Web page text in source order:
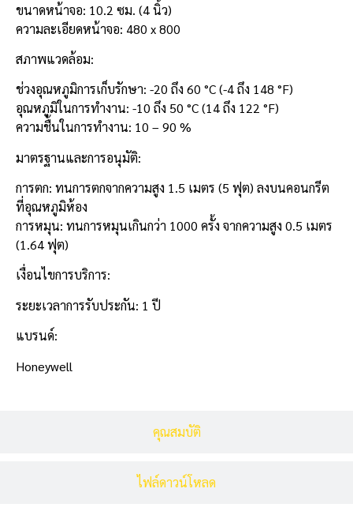
คุณสมบัติ
ไฟล์ดาวน์โหลด
ขนาดหน้าจอ: 10.2 ซม. (4 นิ้ว)
ความละเอียดหน้าจอ: 480 x 800
สภาพแวดล้อม:
ช่วงอุณหภูมิการเก็บรักษา: -20 ถึง 60 °C (-4 ถึง 148 °F)
อุณหภูมิในการทำงาน: -10 ถึง 50 °C (14 ถึง 122 °F)
ความชื้นในการทำงาน: 10 – 90 %
มาตรฐานและการอนุมัติ:
การตก: ทนการตกจากความสูง 1.5 เมตร (5 ฟุต) ลงบนคอนกรีต
ที่อุณหภูมิห้อง
การหมุน: ทนการหมุนเกินกว่า 1000 ครั้ง จากความสูง 0.5 เมตร
(1.64 ฟุต)
เงื่อนไขการบริการ:
ระยะเวลาการรับประกัน: 1 ปี
แบรนด์:
Honeywell